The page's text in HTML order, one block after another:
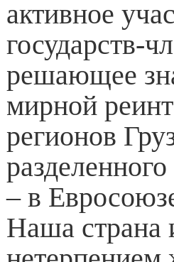
активное
государств-
решающее
мирной
регионов
– в
Наша страна